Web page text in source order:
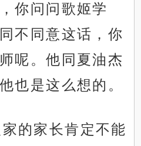
你问问歌姬学
不同意这话，你
呢。他同夏油杰
也是这么想的。
的家长肯定不能